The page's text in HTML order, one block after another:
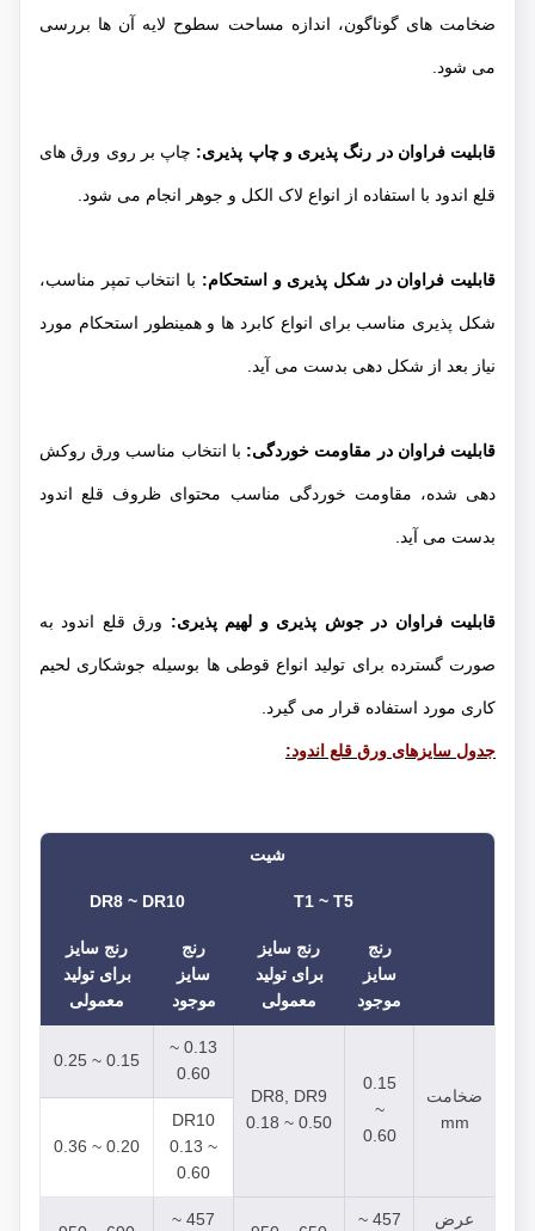
ضخامت های گوناگون، اندازه مساحت سطوح لایه آن ها بررسی
می شود.
قابلیت فراوان در رنگ پذیری و چاپ پذیری: چاپ بر روی ورق های
قلع اندود با استفاده از انواع لاک الکل و جوهر انجام می شود.
قابلیت فراوان در شکل پذیری و استحکام: با انتخاب تمپر مناسب،
شکل پذیری مناسب برای انواع کابرد ها و همینطور استحکام مورد
نیاز بعد از شکل دهی بدست می آید.
قابلیت فراوان در مقاومت خوردگی: با انتخاب مناسب ورق روکش
دهی شده، مقاومت خوردگی مناسب محتوای ظروف قلع اندود
بدست می آید.
قابلیت فراوان در جوش پذیری و لهیم پذیری: ورق قلع اندود به
صورت گسترده برای تولید انواع قوطی ها بوسیله جوشکاری لحیم
کاری مورد استفاده قرار می گیرد.
جدول سایزهای ورق قلع اندود:
شیت
T1 ~ T5
DR8 ~ DR10
رنج
سایز
موجود
رنج سایز
برای تولید
معمولی
رنج
سایز
موجود
رنج سایز
برای تولید
معمولی
ضخامت
mm
0.15
~
0.60
DR8, DR9
0.18 ~ 0.50
0.13 ~
0.60
0.15 ~ 0.25
DR10
0.13 ~
0.60
0.20 ~ 0.36
عرض 457 ~
457 ~